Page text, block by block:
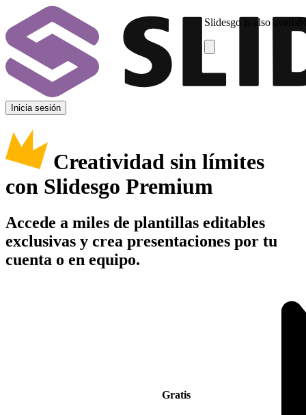
Slidesgo is also
Inicia sesión
Creatividad sin límites
con Slidesgo Premium
Accede a miles de plantillas editables
exclusivas y crea presentaciones por tu
cuenta o en equipo.
Gratis